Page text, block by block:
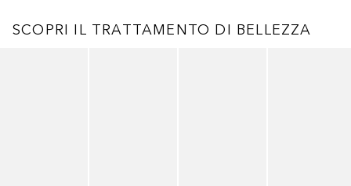
SCOPRI IL TRATTAMENTO DI BELLEZZA